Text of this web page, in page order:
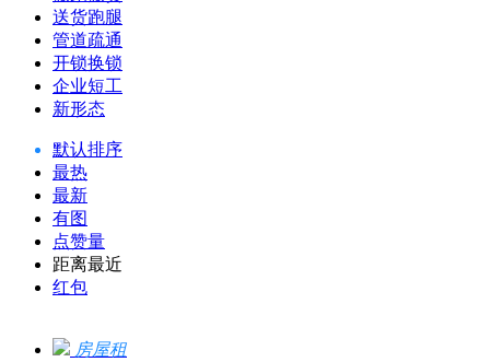
送货跑腿
管道疏通
开锁换锁
企业短工
新形态
默认排序
最热
最新
有图
点赞量
距离最近
红包
房屋租